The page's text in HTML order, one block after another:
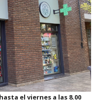
el viernes a las 8.00